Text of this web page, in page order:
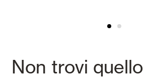
Non trovi